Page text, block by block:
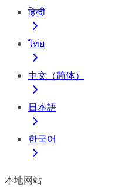
हिन्दी
ไทย
中文（简体）
日本語
한국어
本地网站